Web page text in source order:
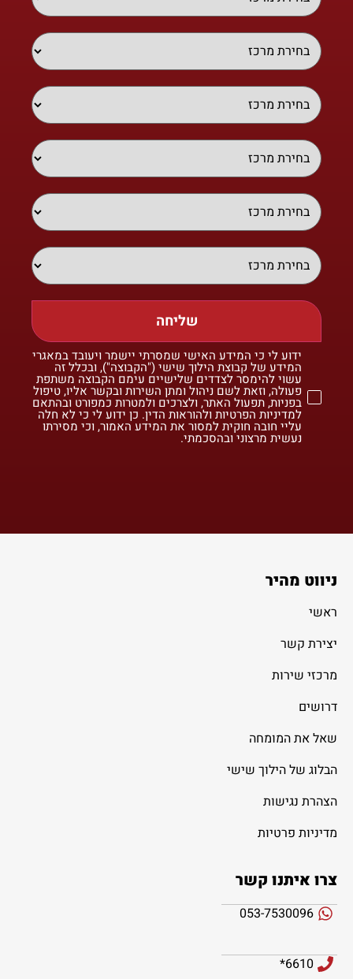
שליחה
ידוע לי כי המידע האישי שמסרתי יישמר ויעובד במאגרי
המידע של קבוצת הילוך שישי ("הקבוצה"), ובכלל זה
עשוי להימסר לצדדים שלישיים עימם הקבוצה משתפת
פעולה, וזאת לשם ניהול ומתן השירות ובקשר אליו, טיפול
בפניות, תפעול האתר, ולצרכים ולמטרות כמפורט ובהתאם
למדיניות הפרטיות ולהוראות הדין. כן ידוע לי כי לא חלה
עליי חובה חוקית למסור את המידע האמור, וכי מסירתו
נעשית מרצוני ובהסכמתי.
ניווט מהיר
ראשי
יצירת קשר
מרכזי שירות
דרושים
שאל את המומחה
הבלוג של הילוך שישי
הצהרת נגישות
מדיניות פרטיות
צרו איתנו קשר
053-7530096
6610*